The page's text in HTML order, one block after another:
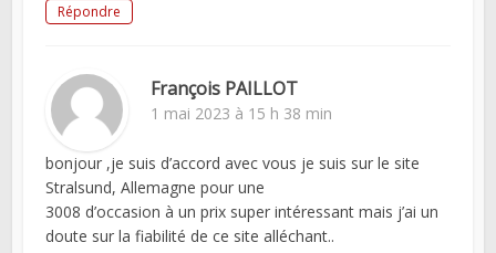
Répondre
François PAILLOT
1 mai 2023 à 15 h 38 min
bonjour ,je suis d’accord avec vous je suis sur le site
Stralsund, Allemagne pour une
3008 d’occasion à un prix super intéressant mais j’ai un
doute sur la fiabilité de ce site alléchant..